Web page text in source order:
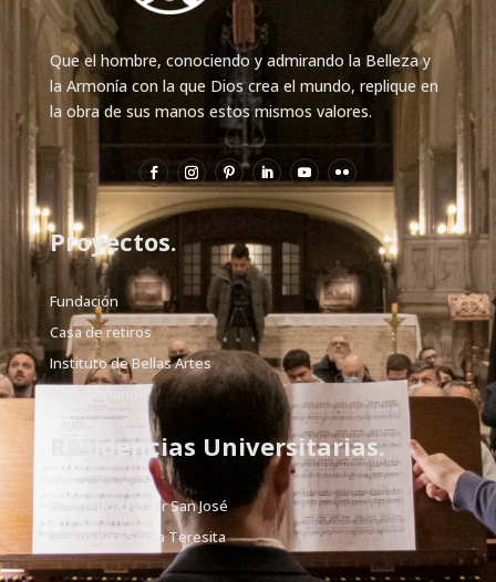
Que el hombre, conociendo y admirando la Belleza y
la Armonía con la que Dios crea el mundo, replique en
la obra de sus manos estos mismos valores.
Proyectos.
Fundación
Casa de retiros
Instituto de Bellas Artes
Residencias Universitarias.
Residencia Hogar San José
Residencia Santa Teresita